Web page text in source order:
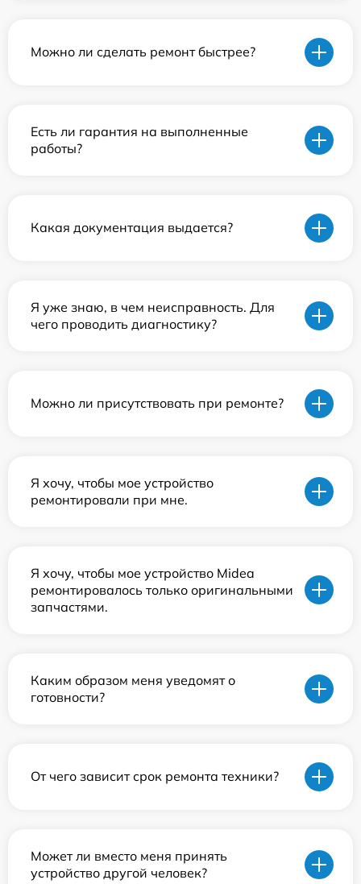
Можно ли сделать ремонт быстрее?
Есть ли гарантия на выполненные
работы?
Какая документация выдается?
Я уже знаю, в чем неисправность. Для
чего проводить диагностику?
Можно ли присутствовать при ремонте?
Я хочу, чтобы мое устройство
ремонтировали при мне.
Я хочу, чтобы мое устройство Midea
ремонтировалось только оригинальными
запчастями.
Каким образом меня уведомят о
готовности?
От чего зависит срок ремонта техники?
Может ли вместо меня принять
устройство другой человек?